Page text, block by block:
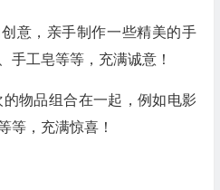
意，亲手制作一些精美的手
手工皂等等，充满诚意！
的物品组合在一起，例如电影
等，充满惊喜！